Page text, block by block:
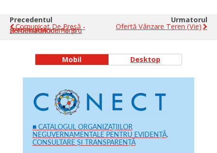
Precedentul
Comunicat De Presă -
„PNRR: Fonduri Pentru România Modernă Și Reformată!”
Urmatorul
Ofertă Vânzare Teren (vie)
Mobil Desktop
■ CATALOGUL ORGANIZAȚIILOR
NEGUVERNAMENTALE PENTRU EVIDENȚĂ,
CONSULTARE ȘI TRANSPARENȚĂ